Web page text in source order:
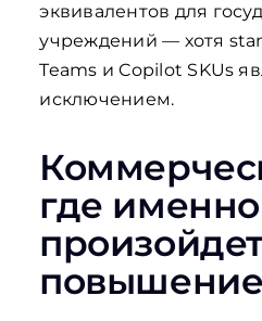
эквивалентов для
учреждений — хотя
Teams и Copilot SKUs
исключением.
где именно
повышение